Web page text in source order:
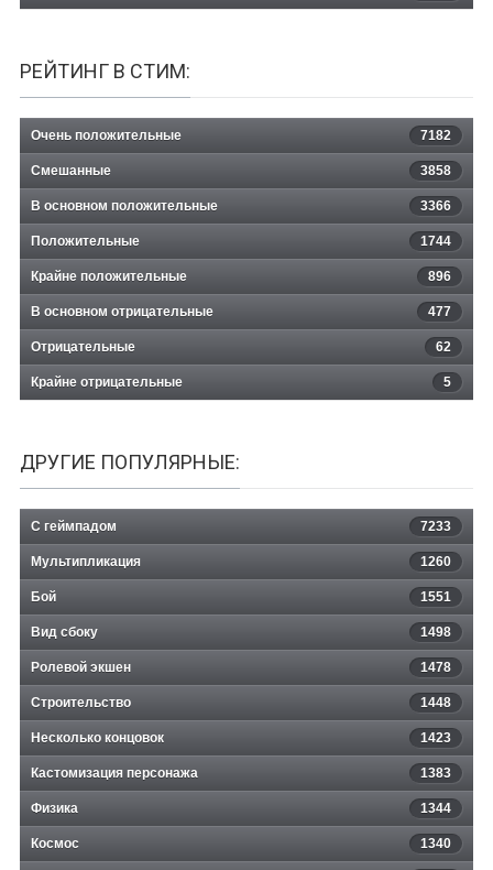
РЕЙТИНГ В СТИМ:
Очень положительные 7182
Смешанные 3858
В основном положительные 3366
Положительные 1744
Крайне положительные 896
В основном отрицательные 477
Отрицательные 62
Крайне отрицательные 5
ДРУГИЕ ПОПУЛЯРНЫЕ:
С геймпадом 7233
Мультипликация 1260
Бой 1551
Вид сбоку 1498
Ролевой экшен 1478
Строительство 1448
Несколько концовок 1423
Кастомизация персонажа 1383
Физика 1344
Космос 1340